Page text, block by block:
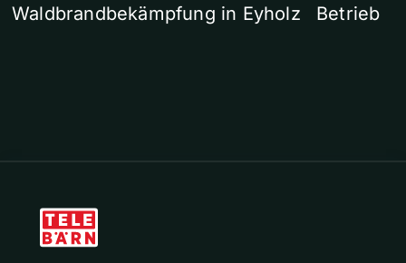
Waldbrandbekämpfung in Eyholz
Betrieb